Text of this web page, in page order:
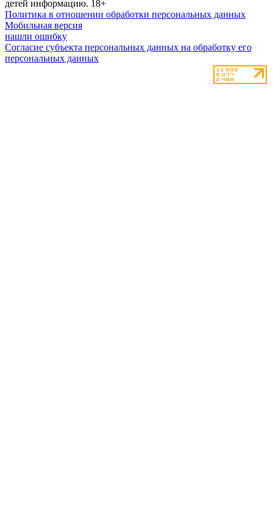
детей информацию. 18+
Политика в отношении обработки персональных данных
Мобильная версия
нашли ошибку
Согласие субъекта персональных данных на обработку его
персональных данных